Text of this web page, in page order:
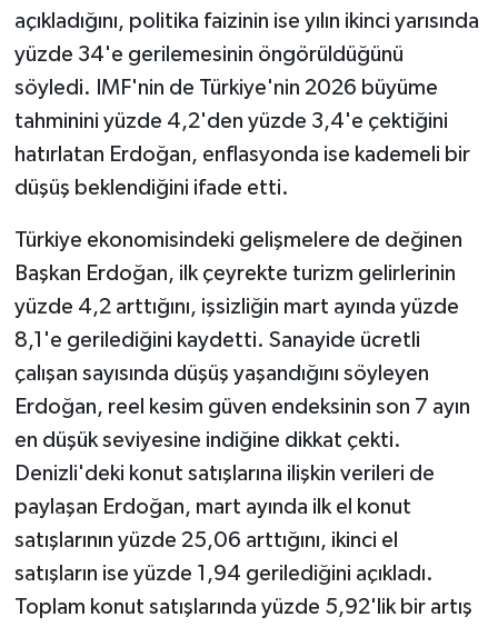
açıkladığını, politika faizinin ise yılın ikinci yarısında
yüzde 34'e gerilemesinin öngörüldüğünü
söyledi. IMF'nin de Türkiye'nin 2026 büyüme
tahminini yüzde 4,2'den yüzde 3,4'e çektiğini
hatırlatan Erdoğan, enflasyonda ise kademeli bir
düşüş beklendiğini ifade etti.
Türkiye ekonomisindeki gelişmelere de değinen
Başkan Erdoğan, ilk çeyrekte turizm gelirlerinin
yüzde 4,2 arttığını, işsizliğin mart ayında yüzde
8,1'e gerilediğini kaydetti. Sanayide ücretli
çalışan sayısında düşüş yaşandığını söyleyen
Erdoğan, reel kesim güven endeksinin son 7 ayın
en düşük seviyesine indiğine dikkat çekti.
Denizli'deki konut satışlarına ilişkin verileri de
paylaşan Erdoğan, mart ayında ilk el konut
satışlarının yüzde 25,06 arttığını, ikinci el
satışların ise yüzde 1,94 gerilediğini açıkladı.
Toplam konut satışlarında yüzde 5,92'lik bir artış
MAGAZİN
Otomobil
Sağlık
SİYASET
SPOR HABERLERİ
TEKNOLOJİ
Turizm
ÜLKE GÜNDEMİ
YAŞAM